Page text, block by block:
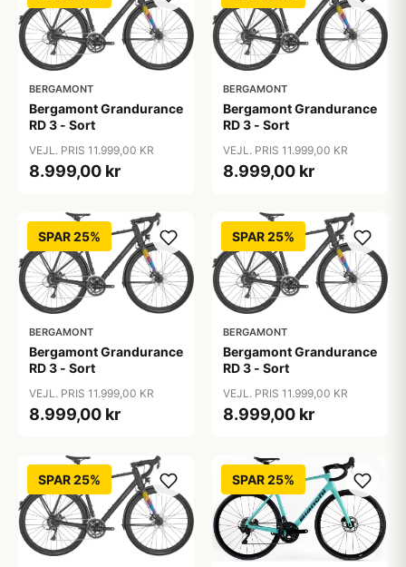
BERGAMONT
Bergamont Grandurance
RD 3 - Sort
VEJL. PRIS 11.999,00 KR
8.999,00 kr
BERGAMONT
Bergamont Grandurance
RD 3 - Sort
VEJL. PRIS 11.999,00 KR
8.999,00 kr
SPAR 25%
BERGAMONT
Bergamont Grandurance
RD 3 - Sort
VEJL. PRIS 11.999,00 KR
8.999,00 kr
SPAR 25%
BERGAMONT
Bergamont Grandurance
RD 3 - Sort
VEJL. PRIS 11.999,00 KR
8.999,00 kr
SPAR 25% SPAR 25%